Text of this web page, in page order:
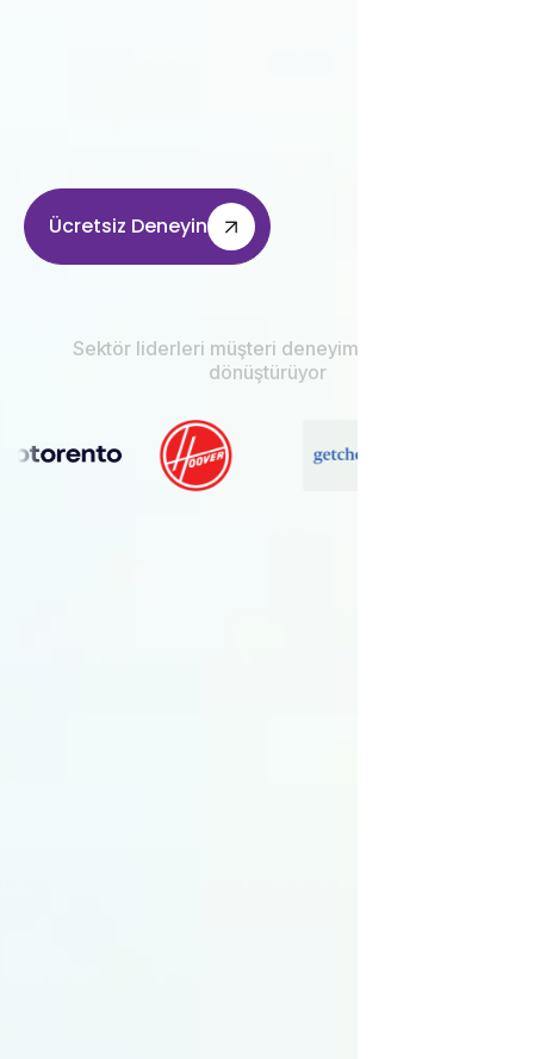
Ücretsiz Deneyin
Sektör liderleri müşteri deneyimini Grispi ile
dönüştürüyor